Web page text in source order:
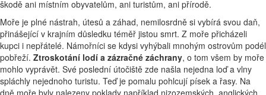
škodě ani místním obyvatelům, ani turistům, ani přírodě.
Moře je plné nástrah, útesů a záhad, nemilosrdně si vybírá svou daň,
přinášející v krajním důsledku téměř jistou smrt. Z moře přicházeli
kupci i nepřátelé. Námořníci se kdysi vyhýbali mnohým ostrovům podél
pobřeží. Ztroskotání lodí a zázračné záchrany, o tom všem by moře
mohlo vyprávět. Své poslední útočiště zde našla nejedna loď a vlny
spláchly nejednoho turistu. Teď je pomalu pohlcují písek a řasy. Na
dně moře byly nalezeny poklady například nizozemských, anglických,